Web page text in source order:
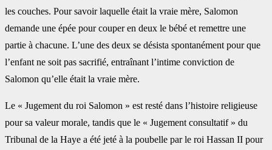
les couches. Pour savoir laquelle était la vraie mère, Salomon
demande une épée pour couper en deux le bébé et remettre une
partie à chacune. L’une des deux se désista spontanément pour que
l’enfant ne soit pas sacrifié, entraînant l’intime conviction de
Salomon qu’elle était la vraie mère.
Le « Jugement du roi Salomon » est resté dans l’histoire religieuse
pour sa valeur morale, tandis que le « Jugement consultatif » du
Tribunal de la Haye a été jeté à la poubelle par le roi Hassan II pour